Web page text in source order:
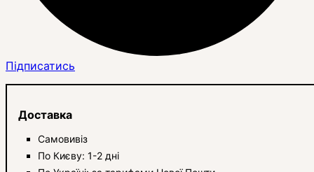
Підписатись
Доставка
Самовивіз
По Києву: 1-2 дні